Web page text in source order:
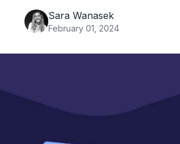
Sara Wanasek
February 01, 2024